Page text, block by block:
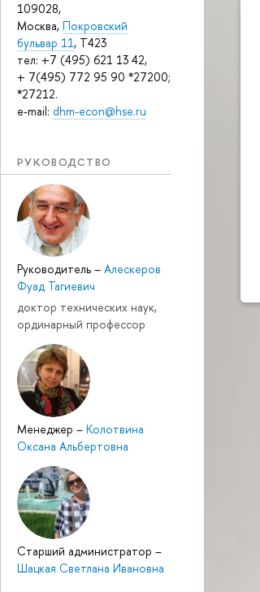
109028,
Москва, Покровский
бульвар 11, T423
тел: +7 (495) 621 13 42,
+ 7(495) 772 95 90 *27200;
*27212.
e-mail: dhm-econ@hse.ru
РУКОВОДСТВО
Руководитель – Алескеров
Фуад Тагиевич
доктор технических наук,
ординарный профессор
Менеджер – Колотвина
Оксана Альбертовна
Cтарший администратор –
Шацкая Светлана Ивановна